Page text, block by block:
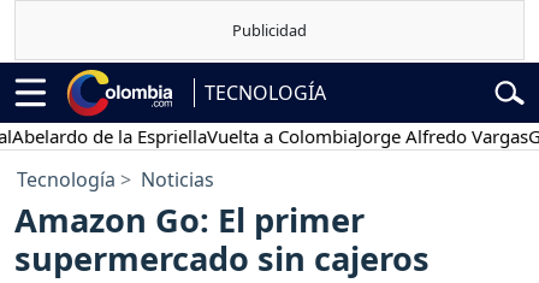
TECNOLOGÍA
de la EspriellaVuelta a ColombiaJorge Alfredo Vargas
Tecnología Noticias
Amazon Go: El primer
supermercado sin cajeros